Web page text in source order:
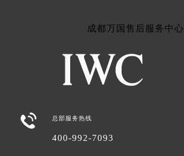
成都万国售后服务中心
 总部服务热线
400-992-7093